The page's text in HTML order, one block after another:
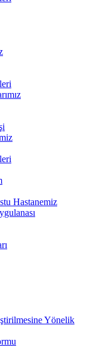
Hastanemiz
Yönelik